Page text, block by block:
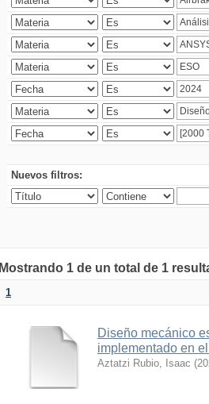
Nuevos filtros:
Mostrando 1 de un total de 1
1
Diseño mecánico
implementado en
Aztatzi Rubio, Isaac (